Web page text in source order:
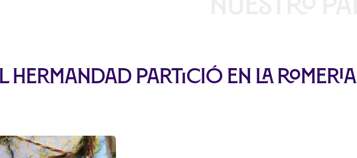
Hermandad partició en la Romeria